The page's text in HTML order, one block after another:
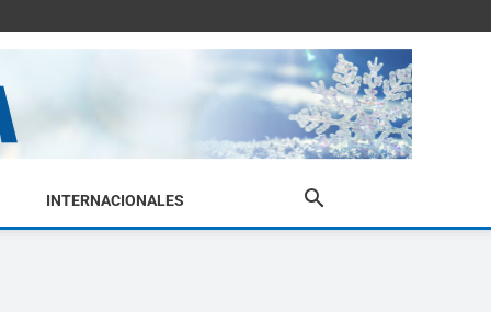
INTERNACIONALES